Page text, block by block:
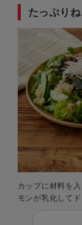
たっぷり
カップに材料を
モンが乳化して